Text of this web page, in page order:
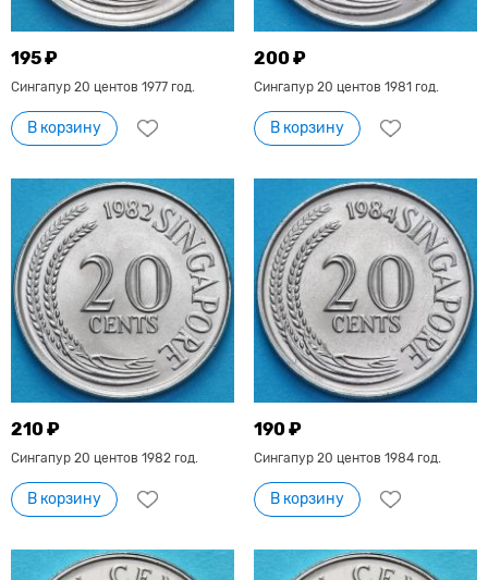
195 ₽
Сингапур 20 центов 1977 год.
В корзину
200 ₽
Сингапур 20 центов 1981 год.
В корзину
210 ₽
Сингапур 20 центов 1982 год.
В корзину
190 ₽
Сингапур 20 центов 1984 год.
В корзину